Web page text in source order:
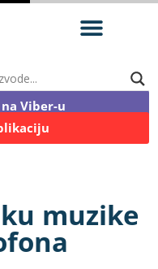
Viber-u
muzike